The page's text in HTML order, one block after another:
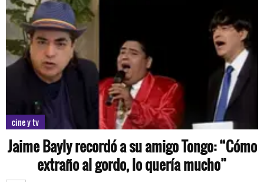
cine y tv
Jaime Bayly recordó a su amigo Tongo: “Cómo
extraño al gordo, lo quería mucho”